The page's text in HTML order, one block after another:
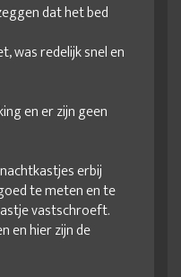
dat het bed
was redelijk snel en
en er zijn geen
erbij
te meten en te
vastschroeft.
en hier zijn de